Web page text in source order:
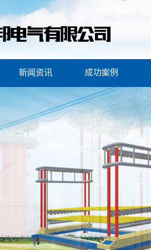
新闻资讯
公司新闻
行业新闻
常见问题
成功案例
安全工器具案例
变压器综合试验台案例
试验车案例
油样瓶清洗机案例